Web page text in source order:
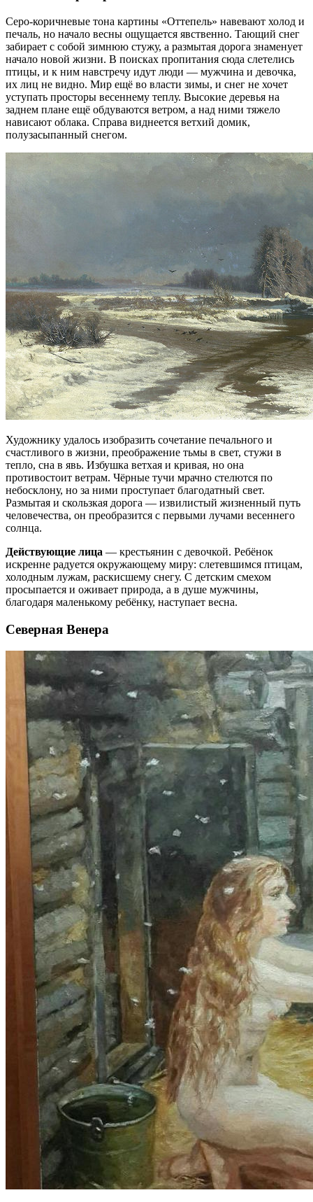
Серо-коричневые тона картины «Оттепель» навевают холод и
печаль, но начало весны ощущается явственно. Тающий снег
забирает с собой зимнюю стужу, а размытая дорога знаменует
начало новой жизни. В поисках пропитания сюда слетелись
птицы, и к ним навстречу идут люди — мужчина и девочка,
их лиц не видно. Мир ещё во власти зимы, и снег не хочет
уступать просторы весеннему теплу. Высокие деревья на
заднем плане ещё обдуваются ветром, а над ними тяжело
нависают облака. Справа виднеется ветхий домик,
полузасыпанный снегом.
Художнику удалось изобразить сочетание печального и
счастливого в жизни, преображение тьмы в свет, стужи в
тепло, сна в явь. Избушка ветхая и кривая, но она
противостоит ветрам. Чёрные тучи мрачно стелются по
небосклону, но за ними проступает благодатный свет.
Размытая и скользкая дорога — извилистый жизненный путь
человечества, он преобразится с первыми лучами весеннего
солнца.
Действующие лица — крестьянин с девочкой. Ребёнок
искренне радуется окружающему миру: слетевшимся птицам,
холодным лужам, раскисшему снегу. С детским смехом
просыпается и оживает природа, а в душе мужчины,
благодаря маленькому ребёнку, наступает весна.
Северная Венера